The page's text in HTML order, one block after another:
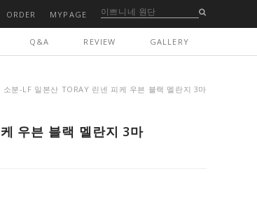
ORDER MYPAGE
Q&A REVIEW GALLERY
소분-LF 일본산 TORAY 린넨 피케 우븐 블랙 멜란지 3마
우븐 블랙 멜란지 3마